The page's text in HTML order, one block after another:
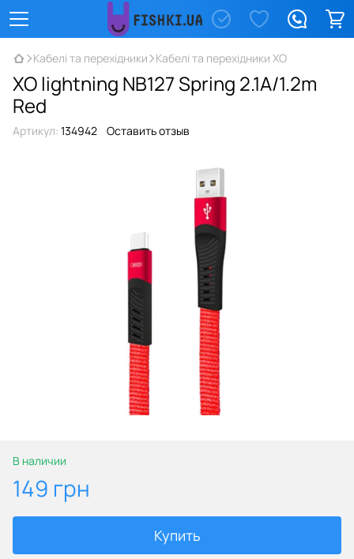
Кабелі та перехідники Кабелі та перехідники XO
XO lightning NB127 Spring 2.1A/1.2m
Red
Артикул: 134942 Оставить отзыв
В наличии
149 грн
Купить